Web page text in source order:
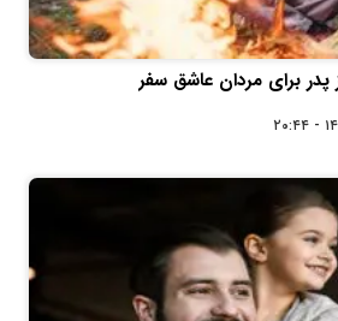
پدر برای مردان عاشق سفر